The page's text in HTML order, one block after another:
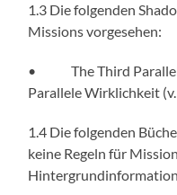
1.3 Die folgenden
Missions vorgesehen:
• The Third Parallel
Parallele Wirklichkeit
1.4 Die folgenden
keine Regeln für